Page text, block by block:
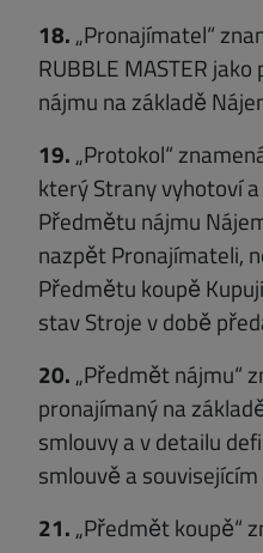
18. „Pronajímatel“
RUBBLE MASTER
nájmu na základě
19. „Protokol“
který Strany vyhotoví
Předmětu nájmu
nazpět Pronajímateli,
Předmětu koupě
stav Stroje v době
20. „Předmět nájmu“
pronajímaný na
smlouvy a v detailu
smlouvě a
21. „Předmět koupě“